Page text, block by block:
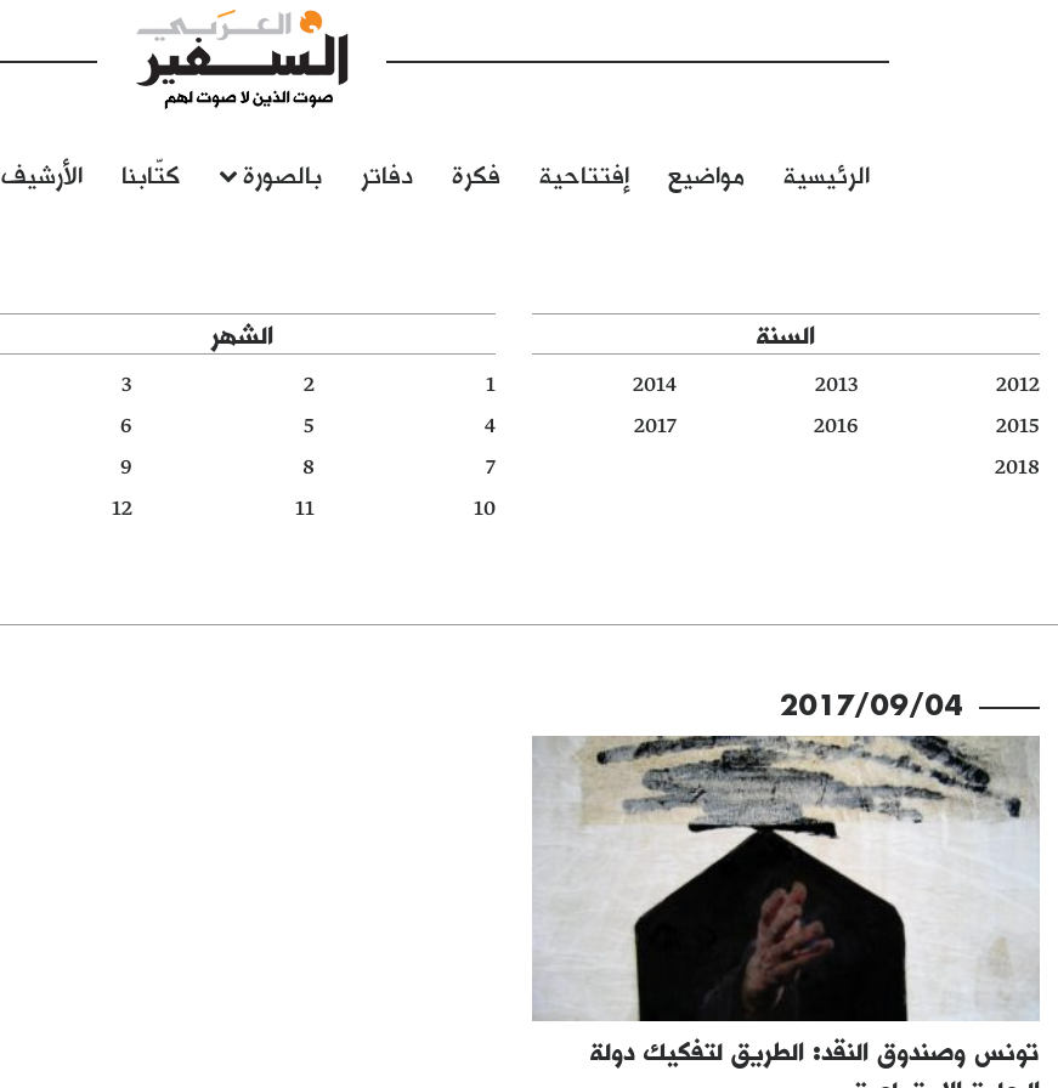
الرئيسية مواضيع إفتتاحية فكرة دفاتر بالصورة كتّابنا الأرشيف
السنة
2012
2013
2014
2015
2016
2017
2018
الشهر
1
2
3
4
5
6
7
8
9
10
11
12
2017/09/04
تونس وصندوق النقد: الطريق لتفكيك دولة